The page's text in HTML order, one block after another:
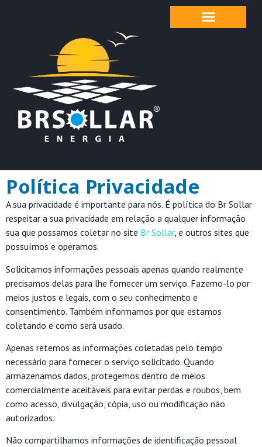
Política Privacidade
A sua privacidade é importante para nós. É política do Br Sollar
respeitar a sua privacidade em relação a qualquer informação
sua que possamos coletar no site Br Sollar, e outros sites que
possuímos e operamos.
Solicitamos informações pessoais apenas quando realmente
precisamos delas para lhe fornecer um serviço. Fazemo-lo por
meios justos e legais, com o seu conhecimento e
consentimento. Também informamos por que estamos
coletando e como será usado.
Apenas retemos as informações coletadas pelo tempo
necessário para fornecer o serviço solicitado. Quando
armazenamos dados, protegemos dentro de meios
comercialmente aceitáveis ​​para evitar perdas e roubos, bem
como acesso, divulgação, cópia, uso ou modificação não
autorizados.
Não compartilhamos informações de identificação pessoal